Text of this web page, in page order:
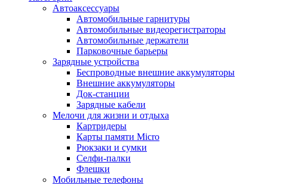
Автоаксессуары
Автомобильные гарнитуры
Автомобильные видеорегистраторы
Автомобильные держатели
Парковочные барьеры
Зарядные устройства
Беспроводные внешние аккумуляторы
Внешние аккумуляторы
Док-станции
Зарядные кабели
Мелочи для жизни и отдыха
Картридеры
Карты памяти Micro
Рюкзаки и сумки
Селфи-палки
Флешки
Мобильные телефоны